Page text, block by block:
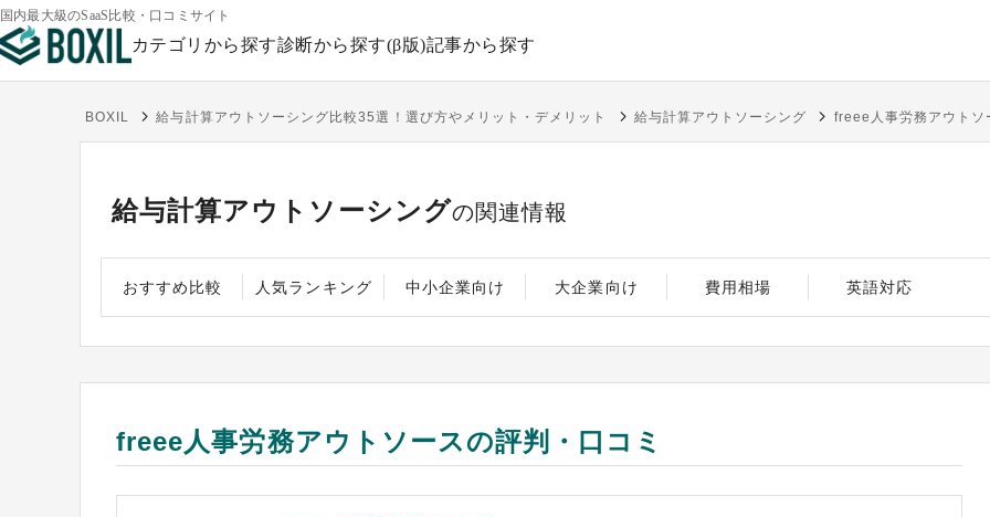
国内最大級のSaaS比較・口コミサイト
カテゴリから探す診断から探す(β版)記事から探す
BOXIL 給与計算アウトソーシング比較35選！選び方やメリット・デメリット 給与計算アウトソーシング freee人事労務アウトソ
給与計算アウトソーシングの関連情報
おすすめ比較 人気ランキング 中小企業向け 大企業向け 費用相場 英語対応
freee人事労務アウトソースの評判・口コミ